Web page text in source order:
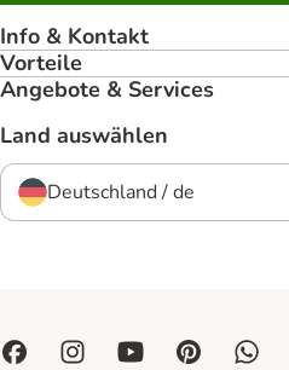
Info & Kontakt
Vorteile
Angebote & Services
Land auswählen
Deutschland / de